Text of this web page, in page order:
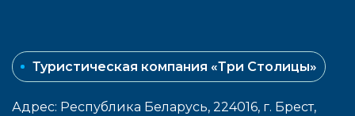
Туристическая компания «Три Столицы»
Адрес: Республика Беларусь, 224016, г. Брест,